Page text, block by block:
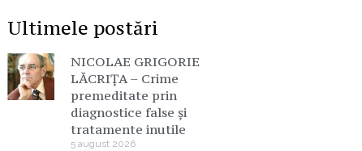
Ultimele postări
NICOLAE GRIGORIE
LĂCRIȚA – Crime
premeditate prin
diagnostice false și
tratamente inutile
5 august 2026